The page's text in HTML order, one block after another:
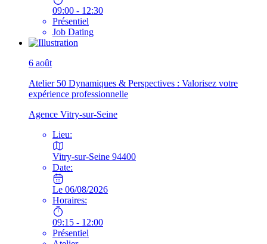
09:00 - 12:30
Présentiel
Job Dating
6 août
Atelier 50 Dynamiques & Perspectives : Valorisez votre
expérience professionnelle
Agence Vitry-sur-Seine
Lieu:
Vitry-sur-Seine 94400
Date:
Le 06/08/2026
Horaires:
09:15 - 12:00
Présentiel